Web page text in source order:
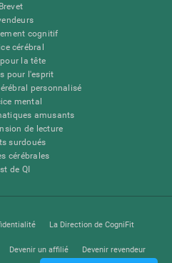
Brevet
cognitif
cérébral
la tête
pour l'esprit
personnalisé
mental
amusants
de lecture
surdoués
cérébrales
de QI
La Direction de CogniFit
Devenir un affilié Devenir revendeur